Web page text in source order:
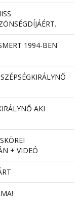
1994-BEN
AKI
+ VIDEÓ